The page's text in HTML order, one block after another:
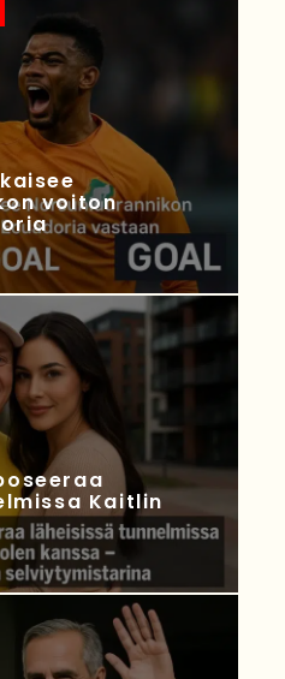
voiton
Kaitlin